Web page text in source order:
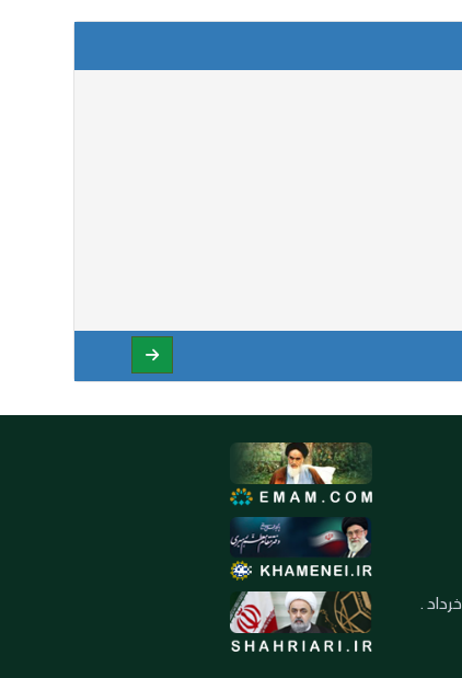
العنوان: ايران ـ قم ـ ميدان جهاد ـ بلوار ١٥ خرداد ـ